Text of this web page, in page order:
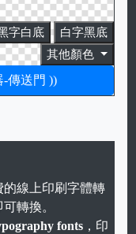
字白底
白字黑底
其他顏色
傳送門 ))
線上印刷字體轉
轉換。
fonts ，印